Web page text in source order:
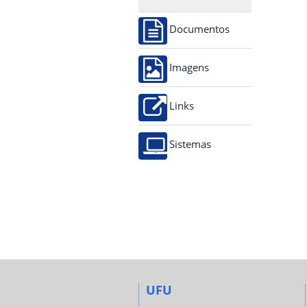
Documentos
Imagens
Links
Sistemas
UFU